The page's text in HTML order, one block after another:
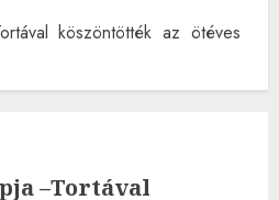
köszöntötték az ötéves
–Tortával